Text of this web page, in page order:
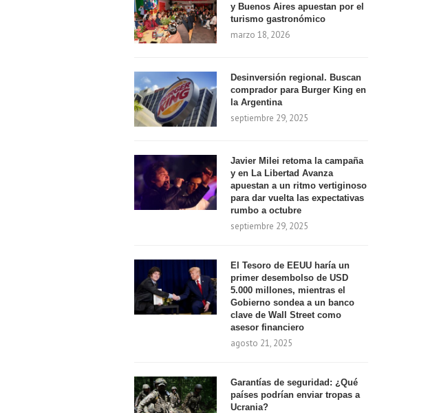
y Buenos Aires apuestan por el
turismo gastronómico
marzo 18, 2026
Desinversión regional. Buscan
comprador para Burger King en
la Argentina
septiembre 29, 2025
Javier Milei retoma la campaña
y en La Libertad Avanza
apuestan a un ritmo vertiginoso
para dar vuelta las expectativas
rumbo a octubre
septiembre 29, 2025
El Tesoro de EEUU haría un
primer desembolso de USD
5.000 millones, mientras el
Gobierno sondea a un banco
clave de Wall Street como
asesor financiero
agosto 21, 2025
Garantías de seguridad: ¿Qué
países podrían enviar tropas a
Ucrania?